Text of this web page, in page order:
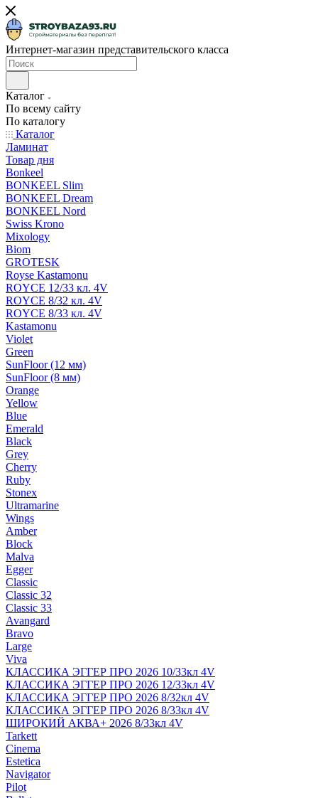
Интернет-магазин представительского класса
Каталог
По всему сайту
По каталогу
Каталог
Ламинат
Товар дня
Bonkeel
BONKEEL Slim
BONKEEL Dream
BONKEEL Nord
Swiss Krono
Mixology
Biom
GROTESK
Royse Kastamonu
ROYCE 12/33 кл. 4V
ROYCE 8/32 кл. 4V
ROYCE 8/33 кл. 4V
Kastamonu
Violet
Green
SunFloor (12 мм)
SunFloor (8 мм)
Orange
Yellow
Blue
Emerald
Black
Grey
Cherry
Ruby
Stonex
Ultramarine
Wings
Amber
Block
Malva
Egger
Classic
Classic 32
Classic 33
Avangard
Bravo
Large
Viva
КЛАССИКА ЭГГЕР ПРО 2026 10/33кл 4V
КЛАССИКА ЭГГЕР ПРО 2026 12/33кл 4V
КЛАССИКА ЭГГЕР ПРО 2026 8/32кл 4V
КЛАССИКА ЭГГЕР ПРО 2026 8/33кл 4V
ШИРОКИЙ АКВА+ 2026 8/33кл 4V
Tarkett
Cinema
Estetica
Navigator
Pilot